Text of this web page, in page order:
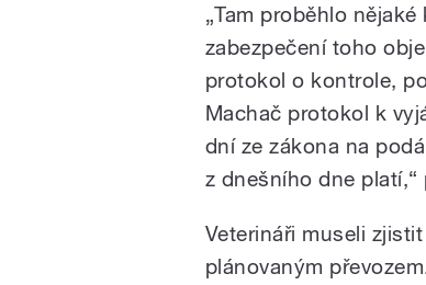
„Tam proběhlo
zabezpečení toho
protokol o kontrole,
Machač protokol k
dní ze zákona na
z dnešního dne platí,“
Veterináři museli
plánovaným